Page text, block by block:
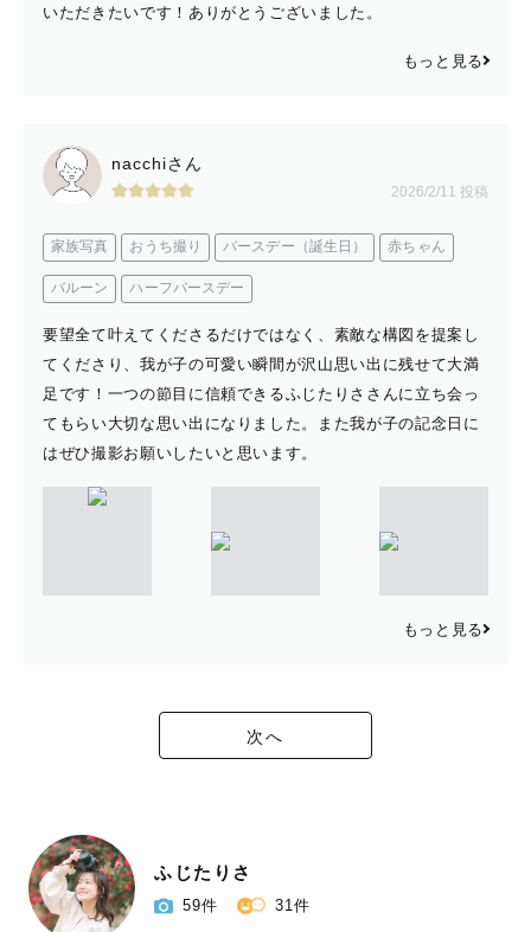
いただきたいです！ありがとうございました。
もっと見る
nacchiさん
2026/2/11 投稿
家族写真 おうち撮り バースデー（誕生日） 赤ちゃん
バルーン ハーフバースデー
要望全て叶えてくださるだけではなく、素敵な構図を提案し
てくださり、我が子の可愛い瞬間が沢山思い出に残せて大満
足です！一つの節目に信頼できるふじたりささんに立ち会っ
てもらい大切な思い出になりました。また我が子の記念日に
はぜひ撮影お願いしたいと思います。
もっと見る
次へ
ふじたりさ
59件 31件